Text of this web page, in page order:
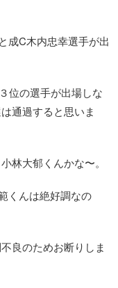
成C木内忠幸選手が出
位の選手が出場しな
通過すると思いま
林大郁くんかな〜。
くんは絶好調なの
良のためお断りしま